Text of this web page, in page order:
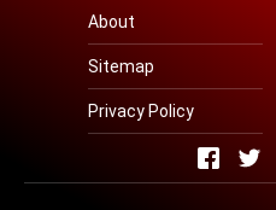
About
Sitemap
Privacy Policy